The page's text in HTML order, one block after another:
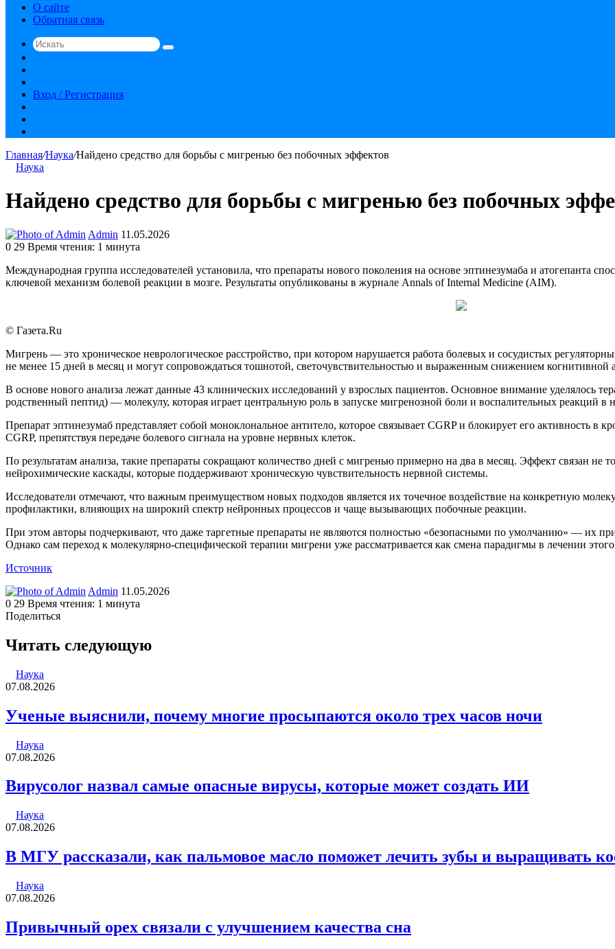
О сайте
Обратная связь
Искать
статья
Вход / Регистрация
Главная/Наука/Найдено средство для борьбы с мигренью без побочных эффектов
Наука
Найдено средство для борьбы с мигренью без побочных
Admin Send
an
11.05.2026
0 29 Время чтения: 1 минута
Международная группа исследователей установила, что препараты нового поколения на основе эптинезумаба и атогепанта
ключевой механизм болевой реакции в мозге. Результаты опубликованы в журнале Annals of Internal Medicine (AIM).
© Газета.Ru
Мигрень — это хроническое неврологическое расстройство, при котором нарушается работа болевых и сосудистых
не менее 15 дней в месяц и могут сопровождаться тошнотой, светочувствительностью и выраженным снижением когнитивной
В основе нового анализа лежат данные 43 клинических исследований у взрослых пациентов. Основное внимание уделялось
родственный пептид) — молекулу, которая играет центральную роль в запуске мигренозной боли и воспалительных реакций в
Препарат эптинезумаб представляет собой моноклональное антитело, которое связывает CGRP и блокирует его активность в
CGRP, препятствуя передаче болевого сигнала на уровне нервных клеток.
По результатам анализа, такие препараты сокращают количество дней с мигренью примерно на два в месяц. Эффект связан не
нейрохимические каскады, которые поддерживают хроническую чувствительность нервной системы.
Исследователи отмечают, что важным преимуществом новых подходов является их точечное воздействие на конкретную
профилактики, влияющих на широкий спектр нейронных процессов и чаще вызывающих побочные реакции.
При этом авторы подчеркивают, что даже таргетные препараты не являются полностью «безопасными по умолчанию» — их
Однако сам переход к молекулярно-специфической терапии мигрени уже рассматривается как смена парадигмы в лечении этого
Источник
Admin Send
an
11.05.2026
0 29 Время чтения: 1 минута
Поделиться
через
электронную
Читать следующую
Наука
07.08.2026
Ученые выяснили, почему многие просыпаются около трех часов ночи
Наука
07.08.2026
Вирусолог назвал самые опасные вирусы, которые может создать ИИ
Наука
07.08.2026
В МГУ рассказали, как пальмовое масло поможет лечить зубы и выращивать
Наука
07.08.2026
Привычный орех связали с улучшением качества сна